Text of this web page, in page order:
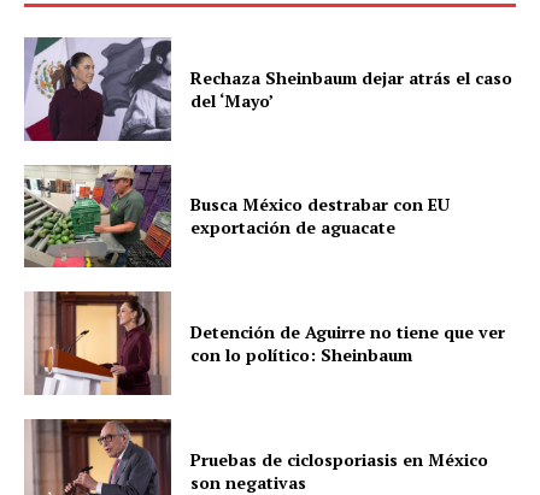
Rechaza Sheinbaum dejar atrás el caso
del ‘Mayo’
Busca México destrabar con EU
exportación de aguacate
Detención de Aguirre no tiene que ver
con lo político: Sheinbaum
Pruebas de ciclosporiasis en México
son negativas